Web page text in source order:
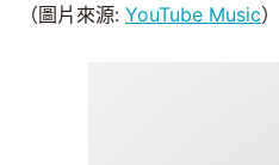
（圖片來源: YouTube Music）